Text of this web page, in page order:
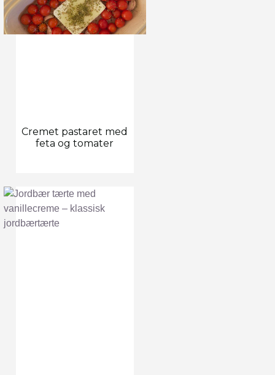
Cremet pastaret med
feta og tomater